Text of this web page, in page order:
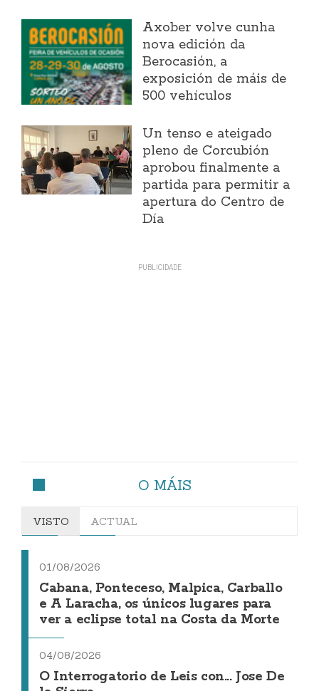
Axober volve cunha
nova edición da
Berocasión, a
exposición de máis de
500 vehículos
Un tenso e ateigado
pleno de Corcubión
aprobou finalmente a
partida para permitir a
apertura do Centro de
Día
O MÁIS
VISTO ACTUAL
01/08/2026
Cabana, Ponteceso, Malpica, Carballo
e A Laracha, os únicos lugares para
ver a eclipse total na Costa da Morte
04/08/2026
O Interrogatorio de Leis con... Jose De